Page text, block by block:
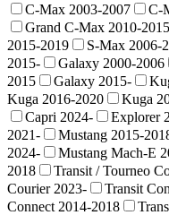
C-Max 2003-2007
C-
Grand C-Max 2010-2015
2015-2019
S-Max 2006-
2015-
Galaxy 2000-2006
2015
Galaxy 2015-
Kuga 2016-2020
Kuga
Capri 2024-
Explorer
2021-
Mustang 2015-
2024-
Mustang Mach-E
2018
Transit / Tourneo
Courier 2023-
Transit
Connect 2014-2018